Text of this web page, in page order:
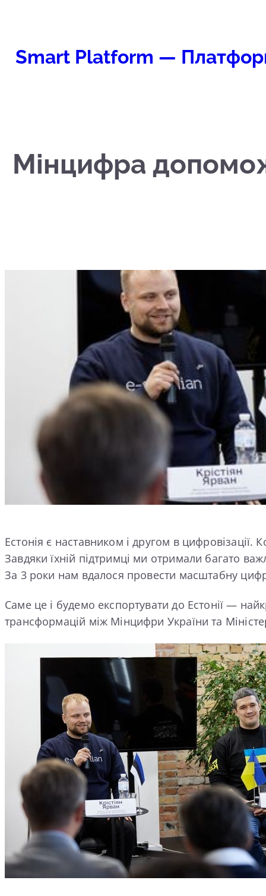
Smart Platform —
Мінцифра
Естонія є наставником і другом в
Завдяки їхній підтримці ми отримали багато
За 3 роки нам вдалося провести масштабну
Саме це і будемо експортувати до Естонії —
трансформацій між Мінцифри України та